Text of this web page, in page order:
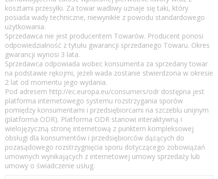
kosztami przesyłki. Za towar wadliwy uznaje się taki, który
posiada wady techniczne, niewynikłe z powodu standardowego
użytkowania.
Sprzedawca nie jest producentem Towarów. Producent ponosi
odpowiedzialność z tytułu gwarancji sprzedanego Towaru. Okres
gwarancji wynosi 3 lata.
Sprzedawca odpowiada wobec konsumenta za sprzedany towar
na podstawie rękojmi, jeżeli wada zostanie stwierdzona w okresie
2 lat od momentu jego wydania.
Pod adresem http://ec.europa.eu/consumers/odr dostępna jest
platforma internetowego systemu rozstrzygania sporów
pomiędzy konsumentami i przedsiębiorcami na szczeblu unijnym
(platforma ODR). Platforma ODR stanowi interaktywną i
wielojęzyczną stronę internetową z punktem kompleksowej
obsługi dla konsumentów i przedsiębiorców dążących do
pozasądowego rozstrzygnięcia sporu dotyczącego zobowiązań
umownych wynikających z internetowej umowy sprzedaży lub
umowy o świadczenie usług.